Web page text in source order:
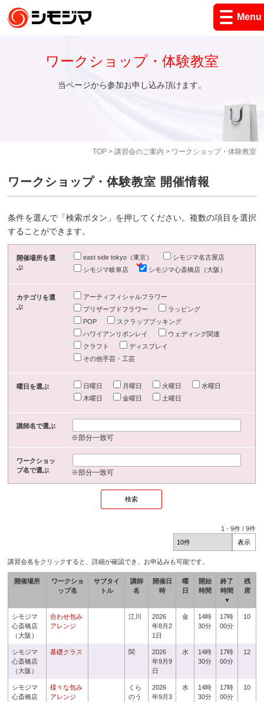
Menu
TOP> 講習会のご案内 > ワークショップ・体験教室
ワークショップ・体験教室
当ページから参加お申し込み頂けます。
ワークショップ・体験教室 開催情報
条件を選んで「検索ボタン」を押してください。複数の項目を選択
することができます。
開催場所を選
ぶ
east side tokyo（東京）
シモジマ名古屋店
シモジマ岐阜店
シモジマ心斎橋店（大阪）
カテゴリを選
ぶ
アーティフィシャルフラワー
プリザーブドフラワー
ラッピング
POP
スクラップブッキング
ハワイアンリボンレイ
ウェディング関連
クラフト
ディスプレイ
その他手芸・工芸
曜日を選ぶ 日曜日 月曜日 火曜日
水曜日
木曜日
金曜日 土曜日
講師名で選ぶ
※部分一致可
ワークショッ
プ名で選ぶ
※部分一致可
1 -9件 /9件
講習会名をクリックすると、詳細が確認でき、お申込みも可能です。
開催場所
ワークショ
ップ名
サブタイ
トル
講師
名
開催日
時
曜
日
開始
時間
終了
時間
▼
残
席
シモジマ
心斎橋店
（大阪）
合わせ包み
アレンジ
江川
2026
年8月2
1日
金
14時
30分
17時
00分
10
シモジマ
心斎橋店
（大阪）
基礎クラス 関
2026
年9月9
日
水
14時
30分
17時
00分
12
シモジマ
心斎橋店
様々な包み
アレンジ
くら
のう
2026
年9月3
水
14時
30分
17時
00分
10